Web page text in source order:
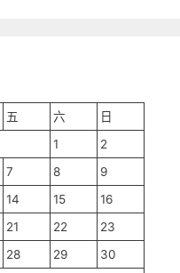
五 六
日
1
2
7 8
9
14 15
16
21 22
23
28 29
30